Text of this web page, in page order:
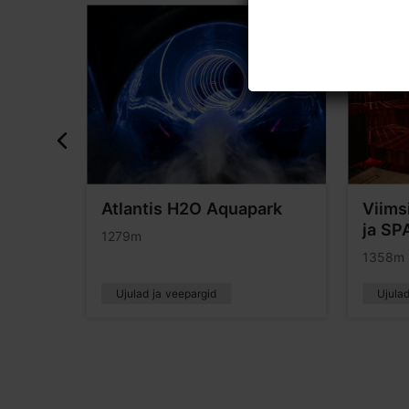
Atlantis H2O Aquapark
1279m
Ujulad ja veepargid
ja
1358m